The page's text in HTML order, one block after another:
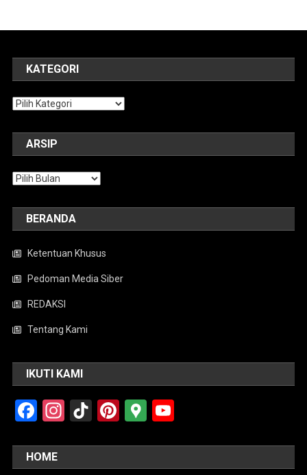
KATEGORI
Kategori
ARSIP
Arsip
BERANDA
Ketentuan Khusus
Pedoman Media Siber
REDAKSI
Tentang Kami
IKUTI KAMI
Facebook
Instagram
TikTokPinterest
Google
HOME